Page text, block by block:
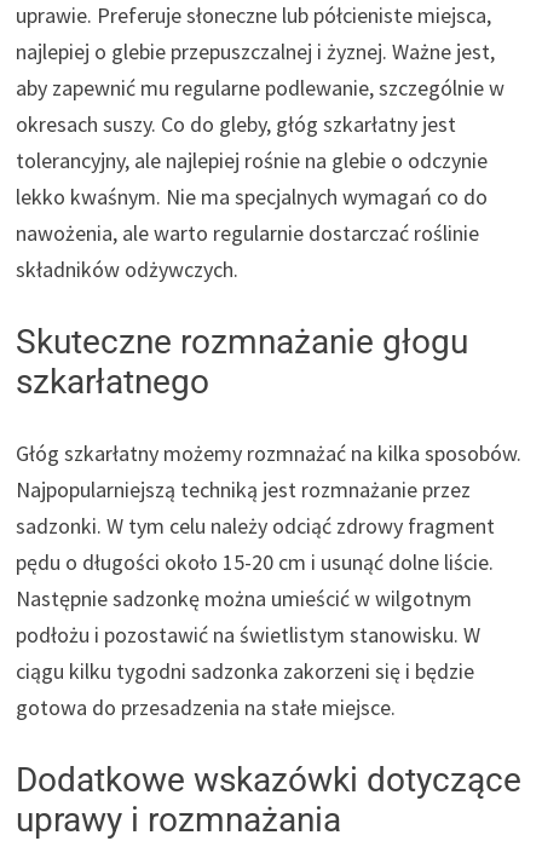
uprawie. Preferuje słoneczne lub półcieniste miejsca,
najlepiej o glebie przepuszczalnej i żyznej. Ważne jest,
aby zapewnić mu regularne podlewanie, szczególnie w
okresach suszy. Co do gleby, głóg szkarłatny jest
tolerancyjny, ale najlepiej rośnie na glebie o odczynie
lekko kwaśnym. Nie ma specjalnych wymagań co do
nawożenia, ale warto regularnie dostarczać roślinie
składników odżywczych.
Skuteczne rozmnażanie głogu
szkarłatnego
Głóg szkarłatny możemy rozmnażać na kilka sposobów.
Najpopularniejszą techniką jest rozmnażanie przez
sadzonki. W tym celu należy odciąć zdrowy fragment
pędu o długości około 15-20 cm i usunąć dolne liście.
Następnie sadzonkę można umieścić w wilgotnym
podłożu i pozostawić na świetlistym stanowisku. W
ciągu kilku tygodni sadzonka zakorzeni się i będzie
gotowa do przesadzenia na stałe miejsce.
Dodatkowe wskazówki dotyczące
uprawy i rozmnażania